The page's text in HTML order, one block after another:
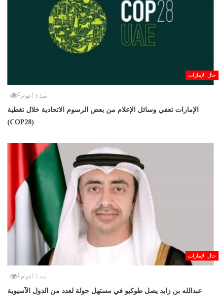
حال الإمارات
منذ 3 أعوام 0
الإمارات تعفي وسائل الإعلام من بعض الرسوم الاتحادية خلال تغطية
(COP28)
حال الإمارات
منذ 3 أعوام 0
عبدالله بن زايد يصل طوكيو في مستهل جولة لعدد من الدول الآسيوية